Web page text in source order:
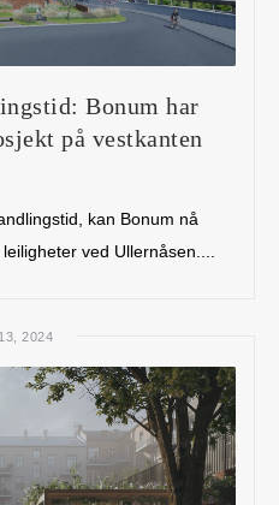
Bonum har
på vestkanten
kan Bonum nå
ved Ullernåsen....
2024